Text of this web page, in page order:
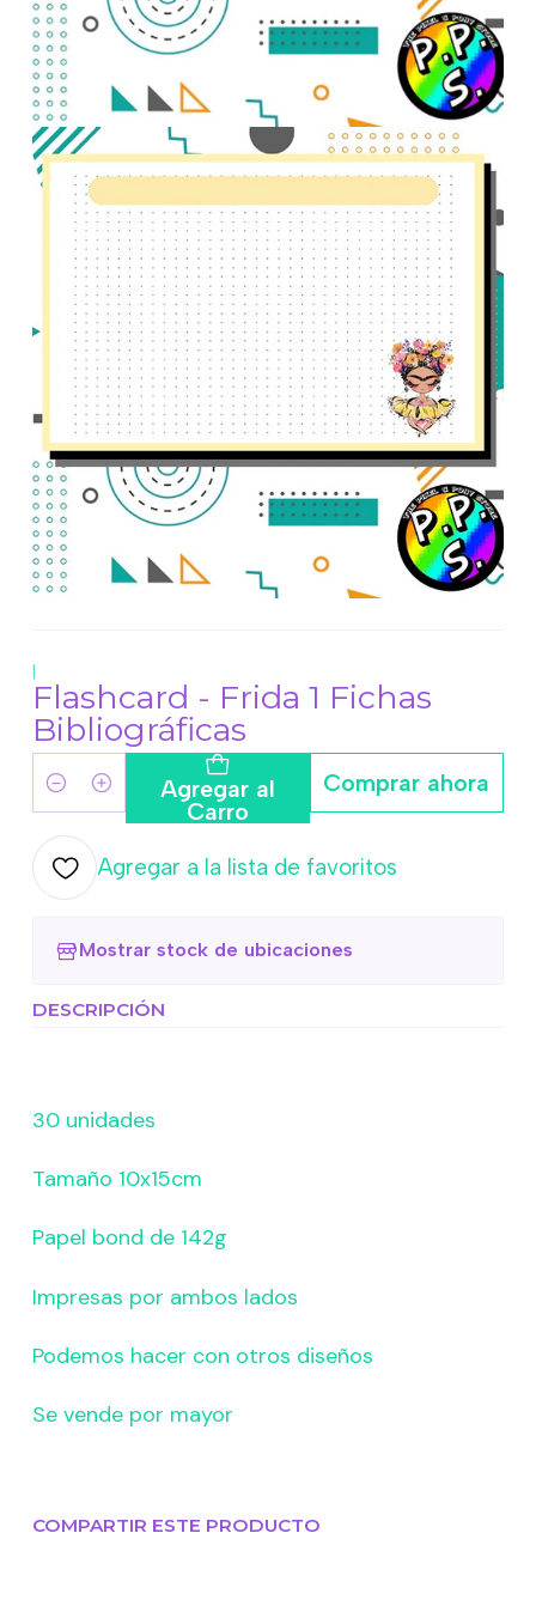
|
Flashcard - Frida 1 Fichas
Bibliográficas
Cantidad Agregar al
Carro
Comprar ahora
Agregar a la lista de favoritos
Mostrar stock de ubicaciones
DESCRIPCIÓN
30 unidades
Tamaño 10x15cm
Papel bond de 142g
Impresas por ambos lados
Podemos hacer con otros diseños
Se vende por mayor
COMPARTIR ESTE PRODUCTO